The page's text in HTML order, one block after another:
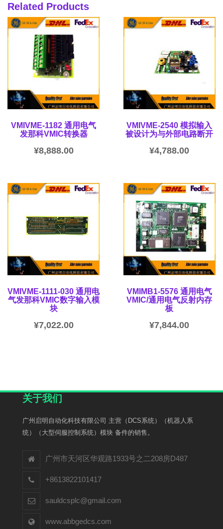
Related Products
VMIVME-1182 通用电气
发那科VMIC转换器
¥8,888.00
VMIVME-2540 模拟输入
被设计为与外部电路断开
¥4,788.00
VMIVME-1111-030 通用电
气发那科VMIC数字输入模
块
¥7,022.00
VMIMB1-5576 通用电气
VMIC/通用电气反射内存
板
¥7,844.00
关于我们
广州启明自动化科技有限公司 主营（DCS系统）（机器人系
统）（大型伺服控制系统）模块 备件的销售。
广州市天河区华观路1933号之二208房D487
+8613822101417
sauldcsplc@gmail.com
www.abbgedcs.com